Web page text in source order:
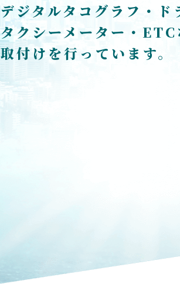
デジタルタコグラフ・
タクシーメーター・ETC
取付けを行っています。